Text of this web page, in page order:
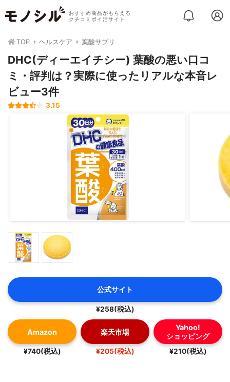
おすすめ商品がもらえる
クチコミポイ活サイト
TOP ヘルスケア 葉酸サプリ
DHC(ディーエイチシー) 葉酸の悪い口コ
ミ・評判は？実際に使ったリアルな本音レ
ビュー3件
3.15
公式サイト
¥258(税込)
Amazon
¥740(税込)
楽天市場
¥205(税込)
Yahoo!
ショッピング
¥210(税込)